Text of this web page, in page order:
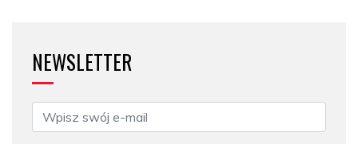
NEWSLETTER